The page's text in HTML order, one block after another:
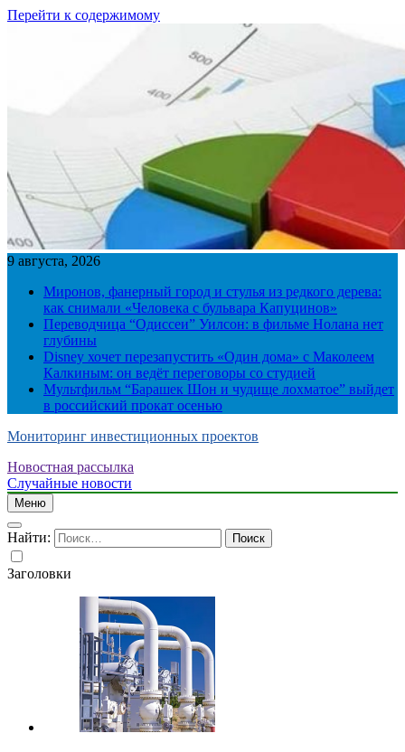
Перейти к содержимому
9 августа, 2026
Миронов, фанерный город и стулья из редкого дерева:
как снимали «Человека с бульвара Капуцинов»
Переводчица “Одиссеи” Уилсон: в фильме Нолана нет
глубины
Disney хочет перезапустить «Один дома» с Маколеем
Калкиным: он ведёт переговоры со студией
Мультфильм “Барашек Шон и чудище лохматое” выйдет
в российский прокат осенью
Мониторинг инвестиционных проектов
Новостная рассылка
Случайные новости
Меню
Найти:
Заголовки